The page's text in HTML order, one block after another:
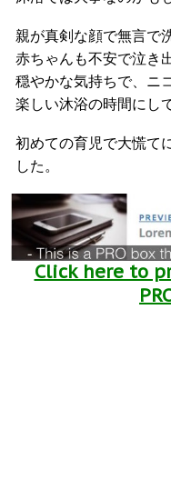
親が真剣な顔で無言で
赤ちゃんも不安で泣き
穏やかな気持ちで、ニ
楽しい沐浴の時間にし
初めての育児で大慌て
した。
Click here to